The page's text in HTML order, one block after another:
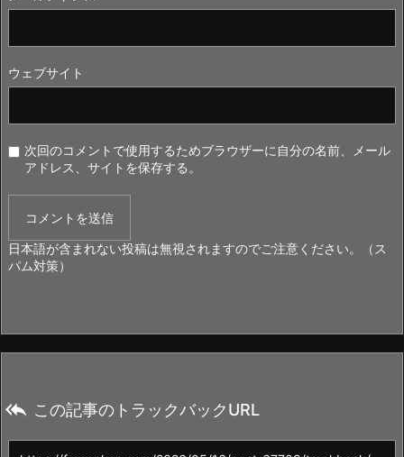
ウェブサイト
次回のコメントで使用するためブラウザーに自分の名前、メール
アドレス、サイトを保存する。
日本語が含まれない投稿は無視されますのでご注意ください。（ス
パム対策）
 この記事のトラックバックURL